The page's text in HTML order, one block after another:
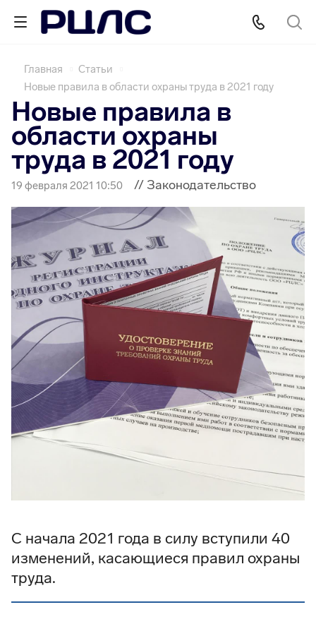
Главная
Статьи
Новые правила в области охраны труда в 2021 году
Новые правила в
области охраны
труда в 2021 году
19 февраля 2021 10:50 // Законодательство
С начала 2021 года в силу вступили 40
изменений, касающиеся правил охраны
труда.